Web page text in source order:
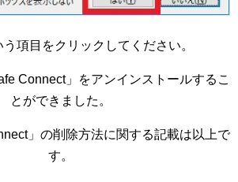
う項目をクリックしてください。
Connect」をアンインストールするこ
とができました。
」の削除方法に関する記載は以上で
す。